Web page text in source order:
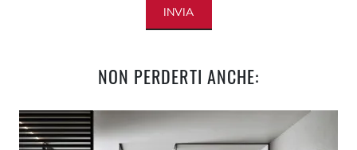
INVIA
NON PERDERTI ANCHE: